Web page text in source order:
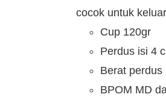
cocok untuk
Cup 120gr
Perdus isi 4
Berat perdus
BPOM MD